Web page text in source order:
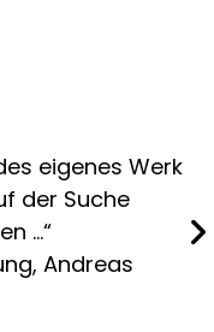
eigenes Werk
der Suche
…“
Andreas